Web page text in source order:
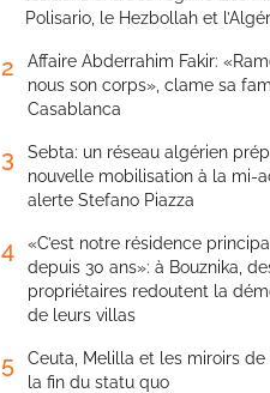
Polisario, le Hezbollah et
2
Affaire Abderrahim Fakir:
nous son corps», clame sa
Casablanca
3
Sebta: un réseau algérien
nouvelle mobilisation à la mi-
alerte Stefano Piazza
4
«C’est notre résidence
depuis 30 ans»: à Bouznika,
propriétaires redoutent la
de leurs villas
5
Ceuta, Melilla et les miroirs de
la fin du statu quo